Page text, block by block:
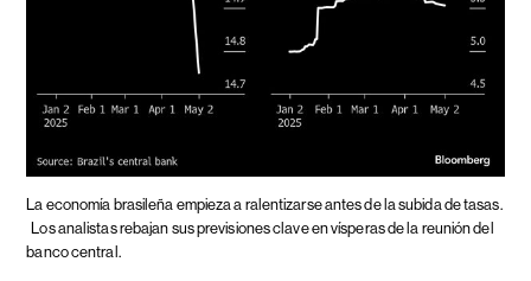
La economía brasileña empieza a ralentizarse antes de la subida de tasas.
Los analistas rebajan sus previsiones clave en vísperas de la reunión del
banco central.